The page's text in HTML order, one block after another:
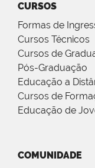
CURSOS
Formas de
Cursos Técnicos
Cursos de
Pós-Graduação
Educação a
Cursos de
Educação de
COMUNIDADE